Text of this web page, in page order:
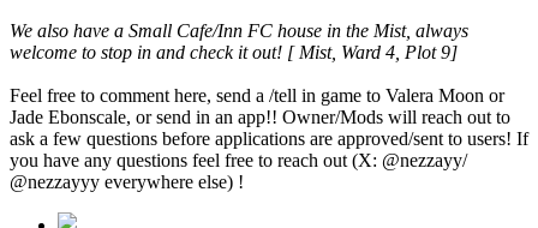
We also have a Small Cafe/Inn FC house in the Mist, always
welcome to stop in and check it out! [ Mist, Ward 4, Plot 9]
Feel free to comment here, send a /tell in game to Valera Moon or
Jade Ebonscale, or send in an app!! Owner/Mods will reach out to
ask a few questions before applications are approved/sent to users! If
you have any questions feel free to reach out (X: @nezzayy/
@nezzayyy everywhere else) !